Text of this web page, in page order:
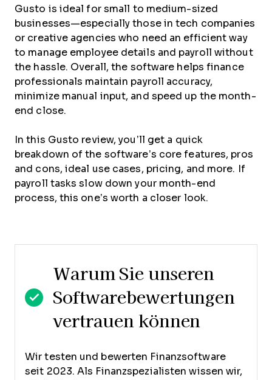
Gusto is ideal for small to medium-sized
businesses—especially those in tech companies
or creative agencies who need an efficient way
to manage employee details and payroll without
the hassle. Overall, the software helps finance
professionals maintain payroll accuracy,
minimize manual input, and speed up the month-
end close.
In this Gusto review, you’ll get a quick
breakdown of the software’s core features, pros
and cons, ideal use cases, pricing, and more. If
payroll tasks slow down your month-end
process, this one’s worth a closer look.
Warum Sie unseren
Softwarebewertungen
vertrauen können
Wir testen und bewerten Finanzsoftware
seit 2023. Als Finanzspezialisten wissen wir,